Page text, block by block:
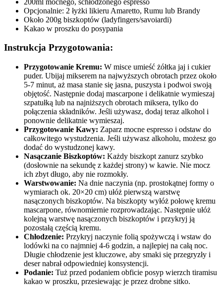
Opcjonalnie: 2 łyżki likieru Amaretto, Rumu lub Brandy
Około 200g biszkoptów (ladyfingers/savoiardi)
Kakao w proszku do posypania
Instrukcja Przygotowania:
Przygotowanie Kremu: W misce umieść żółtka jaj i cukier
puder. Ubijaj mikserem na najwyższych obrotach przez około
5-7 minut, aż masa stanie się jasna, puszysta i podwoi swoją
objętość. Następnie dodaj mascarpone i delikatnie wymieszaj
szpatułką lub na najniższych obrotach miksera, tylko do
połączenia składników. Jeśli używasz, dodaj teraz alkohol i
ponownie delikatnie wymieszaj.
Przygotowanie Kawy: Zaparz mocne espresso i odstaw do
całkowitego wystudzenia. Jeśli używasz alkoholu, możesz go
dodać do wystudzonej kawy.
Nasączanie Biszkoptów: Każdy biszkopt zanurz szybko
(dosłownie na sekundę z każdej strony) w kawie. Nie mocz
ich zbyt długo, aby nie rozmokły.
Warstwowanie: Na dnie naczynia (np. prostokątnej formy o
wymiarach ok. 20×20 cm) ułóż pierwszą warstwę
nasączonych biszkoptów. Na biszkopty wyłóż połowę kremu
mascarpone, równomiernie rozprowadzając. Następnie ułóż
kolejną warstwę nasączonych biszkoptów i przykryj ją
pozostałą częścią kremu.
Chłodzenie: Przykryj naczynie folią spożywczą i wstaw do
lodówki na co najmniej 4-6 godzin, a najlepiej na całą noc.
Długie chłodzenie jest kluczowe, aby smaki się przegryzły i
deser nabrał odpowiedniej konsystencji.
Podanie: Tuż przed podaniem obficie posyp wierzch tiramisu
kakao w proszku, przesiewając je przez drobne sitko.